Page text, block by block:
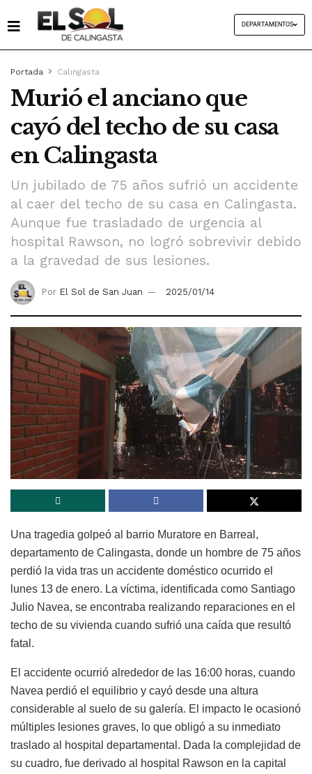
DEPARTAMENTOS
Portada Calingasta
Murió el anciano que
cayó del techo de su casa
en Calingasta
Un jubilado de 75 años sufrió un accidente
al caer del techo de su casa en Calingasta.
Aunque fue trasladado de urgencia al
hospital Rawson, no logró sobrevivir debido
a la gravedad de sus lesiones.
Por El Sol de San Juan 2025/01/14
Una tragedia golpeó al barrio Muratore en Barreal,
departamento de Calingasta, donde un hombre de 75 años
perdió la vida tras un accidente doméstico ocurrido el
lunes 13 de enero. La víctima, identificada como Santiago
Julio Navea, se encontraba realizando reparaciones en el
techo de su vivienda cuando sufrió una caída que resultó
fatal.
El accidente ocurrió alrededor de las 16:00 horas, cuando
Navea perdió el equilibrio y cayó desde una altura
considerable al suelo de su galería. El impacto le ocasionó
múltiples lesiones graves, lo que obligó a su inmediato
traslado al hospital departamental. Dada la complejidad de
su cuadro, fue derivado al hospital Rawson en la capital